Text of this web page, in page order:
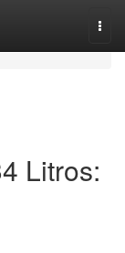
Litros: